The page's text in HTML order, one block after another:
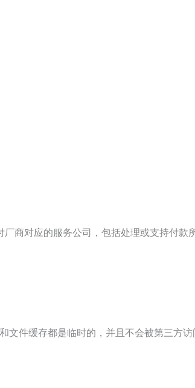
商对应的服务公司，包括处理或支持付款
件缓存都是临时的，并且不会被第三方访